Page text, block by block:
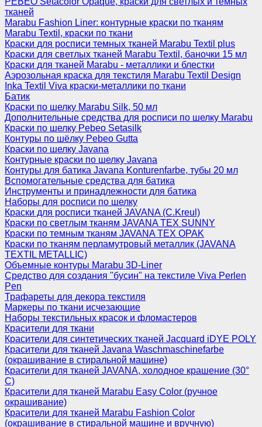
тканей
Marabu Fashion Liner: контурные краски по тканям
Marabu Textil, краски по ткани
Краски для росписи темных тканей Marabu Textil plus
Краски для светлых тканей Marabu Textil, баночки 15 мл
Краски для тканей Marabu - металлики и блестки
Аэрозольная краска для текстиля Marabu Textil Design
Inka Textil Viva краски-металлики по ткани
Батик
Краски по шелку Marabu Silk, 50 мл
Дополнительные средства для росписи по шелку Marabu
Краски по шелку Pebeo Setasilk
Контуры по шёлку Pebeo Gutta
Краски по шелку Javana
Контурные краски по шелку Javana
Контуры для батика Javana Konturenfarbe, тубы 20 мл
Вспомогательные средства для батика
Инструменты и принадлежности для батика
Наборы для росписи по шелку
Краски для росписи тканей JAVANA (C.Kreul)
Краски по светлым тканям JAVANA TEX SUNNY
Краски по темным тканям JAVANA TEX OPAK
Краски по тканям перламутровый металлик (JAVANA
TEXTIL METALLIC)
Объемные контуры Marabu 3D-Liner
Средство для создания "бусин" на текстиле Viva Perlen
Pen
Трафареты для декора текстиля
Маркеры по ткани исчезающие
Наборы текстильных красок и фломастеров
Красители для ткани
Красители для синтетических тканей Jacquard iDYE POLY
Красители для тканей Javana Waschmaschinefarbe
(окрашивание в стиральной машине)
Красители для тканей JAVANA, холодное крашение (30°
С)
Красители для тканей Marabu Easy Color (ручное
окрашивание)
Красители для тканей Marabu Fashion Color
(окрашивание в стиральной машине и вручную)